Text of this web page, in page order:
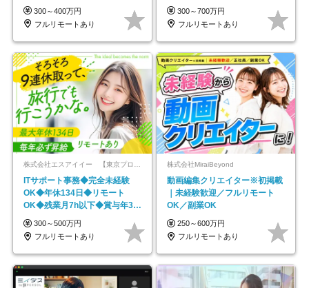
平均年齢33歳
300～400万円
フルリモートあり
★年休最大130日★
300～700万円
フルリモートあり
株式会社エスアイイー 【東京プロマーケット上場】
ITサポート事務◆完全未経験
OK◆年休134日◆リモート
OK◆残業月7h以下◆賞与年3回
◆5年目まで必ず昇給
300～500万円
フルリモートあり
株式会社MiraiBeyond
動画編集クリエイター※初掲載
｜未経験歓迎／フルリモート
OK／副業OK
250～600万円
フルリモートあり